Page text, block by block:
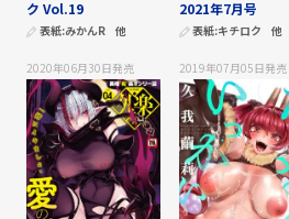
ク Vol.19
表紙:みかんR 他
2021年7月号
表紙:キチロク 他
2020年06月30日発売 2019年07月05日発売